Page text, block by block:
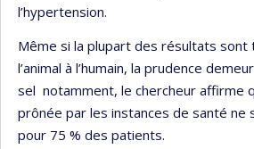
l’hypertension.
Même si la plupart des résultats sont
l’animal à l’humain, la prudence
sel notamment, le chercheur affirme
prônée par les instances de santé ne
pour 75 % des patients.